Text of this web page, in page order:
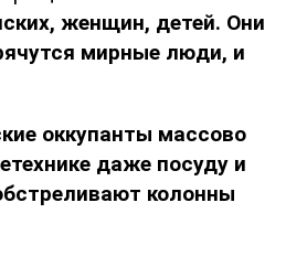
женщин, детей. Они
мирные люди, и
оккупанты массово
даже посуду и
колонны